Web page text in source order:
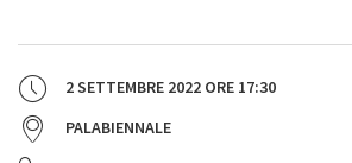
2 SETTEMBRE 2022 ORE 17:30
PALABIENNALE